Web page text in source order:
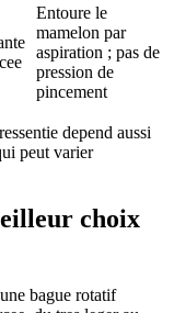
Entoure le
mamelon par
aspiration ; pas de
pression de
pincement
depend aussi
peut varier
choix
bague rotatif